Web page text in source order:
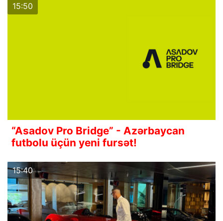
15:50
“Asadov Pro Bridge” - Azərbaycan
futbolu üçün yeni fursət!
15:40